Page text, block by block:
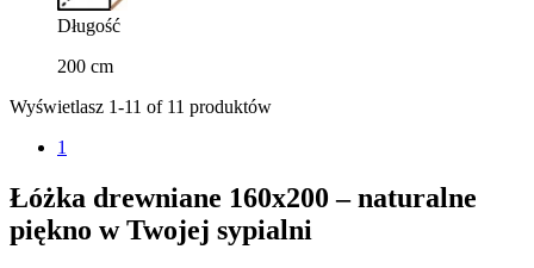
Długość
200 cm
Wyświetlasz 1-11 of 11 produktów
1
Łóżka drewniane 160x200 – naturalne
piękno w Twojej sypialni